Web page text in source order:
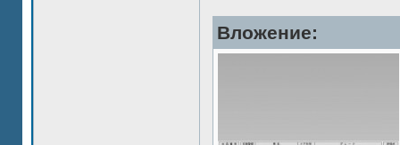
Вложение: